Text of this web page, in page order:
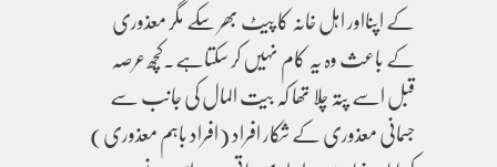
کے اپنااور اہل خانہ کا پیٹ بھر سکے مگر معذوری
کے باعث وہ یہ کام نہیں کر سکتاہے۔کچھ عرصہ
قبل اسے پتہ چلا تھا کہ بیت المال کی جانب سے
جسمانی معذوری کے شکار افراد (افراد باہم معذوری)